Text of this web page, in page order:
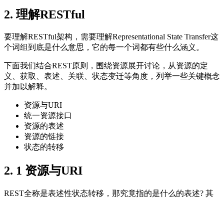
2. 理解RESTful
要理解RESTful架构，需要理解Representational State Transfer这
个词组到底是什么意思，它的每一个词都有些什么涵义。
下面我们结合REST原则，围绕资源展开讨论，从资源的定
义、获取、表述、关联、状态变迁等角度，列举一些关键概念
并加以解释。
资源与URI
统一资源接口
资源的表述
资源的链接
状态的转移
2. 1 资源与URI
REST全称是表述性状态转移，那究竟指的是什么的表述? 其